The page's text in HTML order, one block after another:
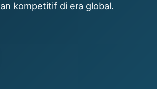
kompetitif di era global.